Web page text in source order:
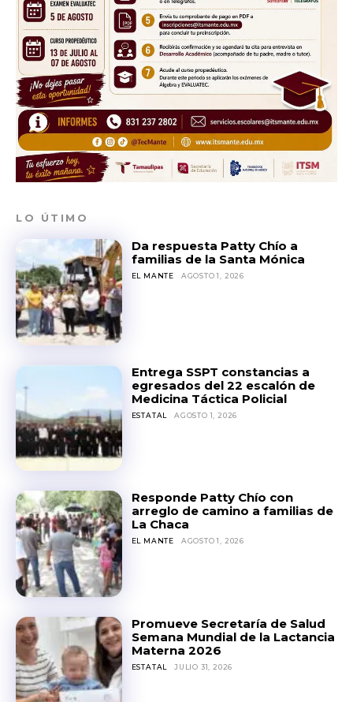
LO ÚTIMO
Da respuesta Patty Chío a
familias de la Santa Mónica
EL MANTE AGOSTO 1, 2026
Entrega SSPT constancias a
egresados del 22 escalón de
Medicina Táctica Policial
ESTATAL AGOSTO 1, 2026
Responde Patty Chío con
arreglo de camino a familias de
La Chaca
EL MANTE AGOSTO 1, 2026
Promueve Secretaría de Salud
Semana Mundial de la Lactancia
Materna 2026
ESTATAL JULIO 31, 2026